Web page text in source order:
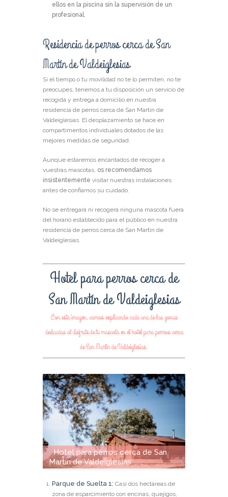
ellos en la piscina sin la supervisión de un
profesional.
Residencia de perros cerca de San
Martín de Valdeiglesias
Si el tiempo o tu movilidad no te lo permiten, no te
preocupes, tenemos a tu disposición un servicio de
recogida y entrega a domicilio en nuestra
residencia de perros cerca de San Martín de
Valdeiglesias. El desplazamiento se hace en
compartimentos individuales dotados de las
mejores medidas de seguridad.
Aunque estaremos encantados de recoger a
vuestras mascotas, os recomendamos
insistentemente visitar nuestras instalaciones
antes de confiarnos su cuidado.
No se entregará ni recogerá ninguna mascota fuera
del horario establecido para el público en nuestra
residencia de perros cerca de San Martín de
Valdeiglesias.
Hotel para perros cerca de
San Martín de Valdeiglesias
Con esta imagen, vamos explicando cada una de las zonas
dedicadas al disfrute de tu mascota en el hotel para perros cerca
de San Martín de Valdeiglesias:
Hotel para perros cerca de San
Martín de Valdeiglesias
Parque de Suelta 1: Casi dos hectáreas de
zona de esparcimiento con encinas, quejigos,